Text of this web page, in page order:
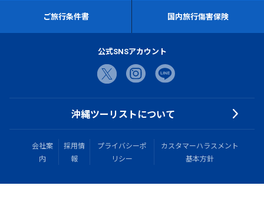
ご旅行条件書 国内旅行傷害保険
公式SNSアカウント
沖縄ツーリストについて
会社案
内
採用情
報
プライバシーポ
リシー
カスタマーハラスメント
基本方針